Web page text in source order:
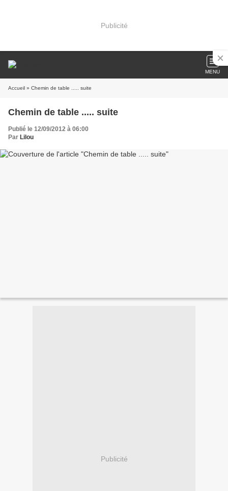
Publicité
MENU
Accueil » Chemin de table ..... suite
Chemin de table ..... suite
Publié le 12/09/2012 à 06:00
Par Lilou
Publicité